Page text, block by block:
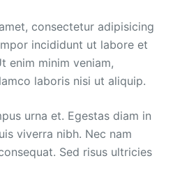
consectetur adipisicing
incididunt ut labore et
enim minim veniam,
laboris nisi ut aliquip.
urna et. Egestas diam in
viverra nibh. Nec nam
Sed risus ultricies